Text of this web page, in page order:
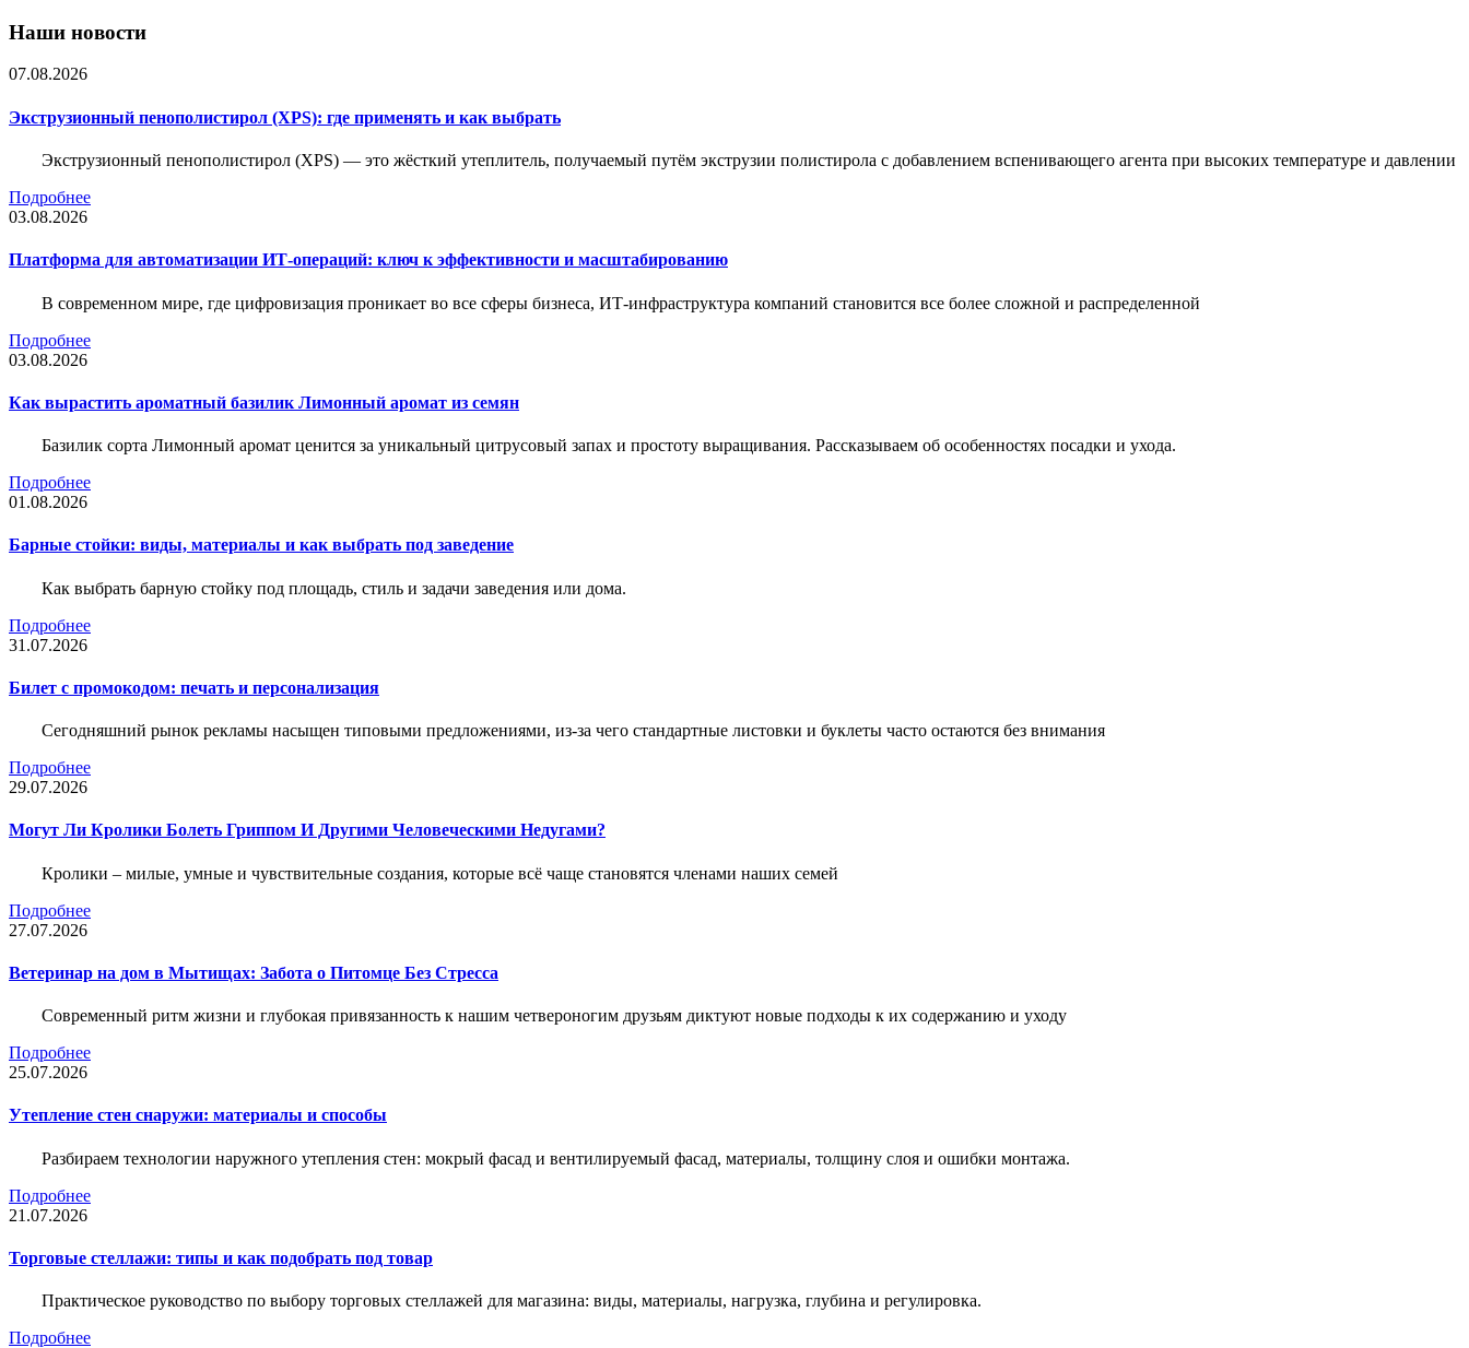
Наши новости
07.08.2026
Экструзионный пенополистирол (XPS): где применять и как выбрать
Экструзионный пенополистирол (XPS) — это жёсткий утеплитель, получаемый путём экструзии полистирола с добавлением вспенивающего агента при высоких температуре и давлении
Подробнее
03.08.2026
Платформа для автоматизации ИТ-операций: ключ к эффективности и масштабированию
В современном мире, где цифровизация проникает во все сферы бизнеса, ИТ-инфраструктура компаний становится все более сложной и распределенной
Подробнее
03.08.2026
Как вырастить ароматный базилик Лимонный аромат из семян
Базилик сорта Лимонный аромат ценится за уникальный цитрусовый запах и простоту выращивания. Рассказываем об особенностях посадки и ухода.
Подробнее
01.08.2026
Барные стойки: виды, материалы и как выбрать под заведение
Как выбрать барную стойку под площадь, стиль и задачи заведения или дома.
Подробнее
31.07.2026
Билет c промокодом: печать и персонализация
Сегодняшний рынок рекламы насыщен типовыми предложениями, из-за чего стандартные листовки и буклеты часто остаются без внимания
Подробнее
29.07.2026
Могут Ли Кролики Болеть Гриппом И Другими Человеческими Недугами?
Кролики – милые, умные и чувствительные создания, которые всё чаще становятся членами наших семей
Подробнее
27.07.2026
Ветеринар на дом в Мытищах: Забота о Питомце Без Стресса
Современный ритм жизни и глубокая привязанность к нашим четвероногим друзьям диктуют новые подходы к их содержанию и уходу
Подробнее
25.07.2026
Утепление стен снаружи: материалы и способы
Разбираем технологии наружного утепления стен: мокрый фасад и вентилируемый фасад, материалы, толщину слоя и ошибки монтажа.
Подробнее
21.07.2026
Торговые стеллажи: типы и как подобрать под товар
Практическое руководство по выбору торговых стеллажей для магазина: виды, материалы, нагрузка, глубина и регулировка.
Подробнее